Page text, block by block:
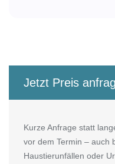
Jetzt Preis
Kurze Anfrage statt
vor dem Termin – auch
Haustierunfällen oder